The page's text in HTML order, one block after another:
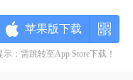
苹果版下载
示：需跳转至App Store下载！